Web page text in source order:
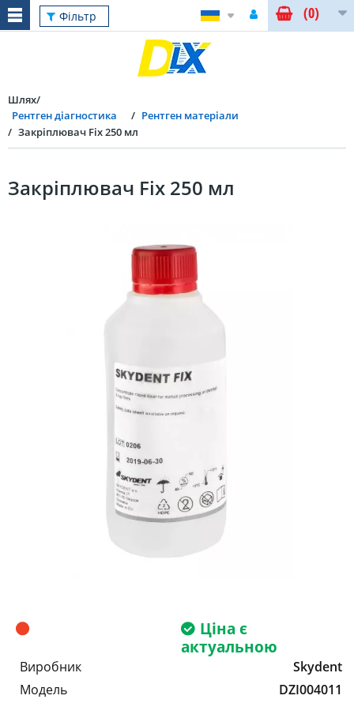
Фільтр (0)
Шлях
Рентген діагностика
Рентген матеріали
Закріплювач Fix 250 мл
Закріплювач Fix 250 мл
Ціна є
актуальною
Виробник
Skydent
Модель
DZI004011